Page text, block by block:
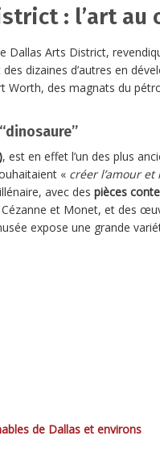
: l’art
Dallas Arts District,
des dizaines d’autres en
Worth, des magnats du
, est en effet l’un des plus
« créer l’amour et
avec des pièces
et Monet, et des
expose une grande
de Dallas et environs